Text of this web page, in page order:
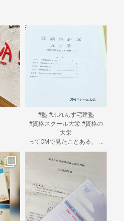
#塾 #ふれんず宅建塾
#資格スクール大栄 #資格の
大栄
ってCMで見たことある。
...